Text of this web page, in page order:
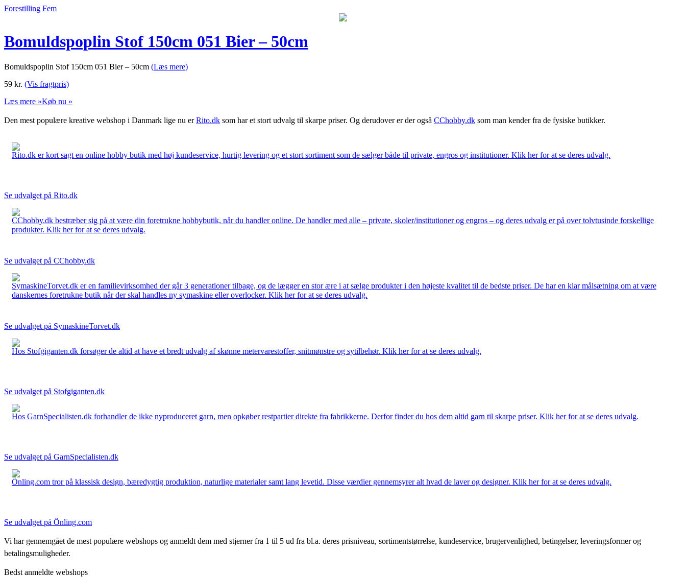
Forestilling Fem
Bomuldspoplin Stof 150cm 051 Bier – 50cm
Bomuldspoplin Stof 150cm 051 Bier – 50cm (Læs mere)
59 kr. (Vis fragtpris)
Læs mere »Køb nu »
Den mest populære kreative webshop i Danmark lige nu erRito.dk som har et stort udvalg til skarpe priser. Og derudover er der også CChobby.dk som man kender fra de fysiske butikker.
Rito.dk er kort sagt en online hobby butik med høj kundeservice, hurtig levering og et stort sortiment som de sælger både til private, engros og institutioner. Klik her for at se deres udvalg.
Se udvalget på Rito.dk
CChobby.dk bestræber sig på at være din foretrukne hobbybutik, når du handler online. De handler med alle – private, skoler/institutioner og engros – og deres udvalg er på over tolvtusinde forskellige
produkter. Klik her for at se deres udvalg.
Se udvalget på CChobby.dk
SymaskineTorvet.dk er en familievirksomhed der går 3 generationer tilbage, og de lægger en stor ære i at sælge produkter i den højeste kvalitet til de bedste priser. De har en klar målsætning om at være
danskernes foretrukne butik når der skal handles ny symaskine eller overlocker. Klik her for at se deres udvalg.
Se udvalget på SymaskineTorvet.dk
Hos Stofgiganten.dk forsøger de altid at have et bredt udvalg af skønne metervarestoffer, snitmønstre og sytilbehør. Klik her for at se deres udvalg.
Se udvalget på Stofgiganten.dk
Hos GarnSpecialisten.dk forhandler de ikke nyproduceret garn, men opkøber restpartier direkte fra fabrikkerne. Derfor finder du hos dem altid garn til skarpe priser. Klik her for at se deres udvalg.
Se udvalget på GarnSpecialisten.dk
Önling.com tror på klassisk design, bæredygtig produktion, naturlige materialer samt lang levetid. Disse værdier gennemsyrer alt hvad de laver og designer. Klik her for at se deres udvalg.
Se udvalget på Önling.com
Vi har gennemgået de mest populære webshops og anmeldt dem med stjerner fra 1 til 5 ud fra bl.a. deres prisniveau, sortimentstørrelse, kundeservice, brugervenlighed, betingelser, leveringsformer og
betalingsmuligheder.
Bedst anmeldte webshops